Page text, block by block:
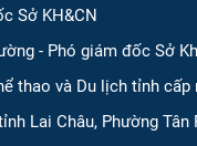
Sở KH&CN
- Phó giám đốc Sở
thao và Du lịch tỉnh
Lai Châu, Phường Tân